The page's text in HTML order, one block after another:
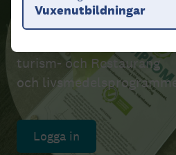
Vuxenutbildningar
turism- och Restaurang
och livsmedelsprogrammet
Logga in